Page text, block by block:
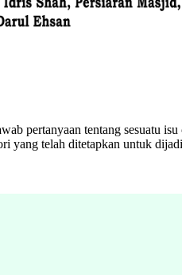
pertanyaan tentang sesuatu
telah ditetapkan untuk